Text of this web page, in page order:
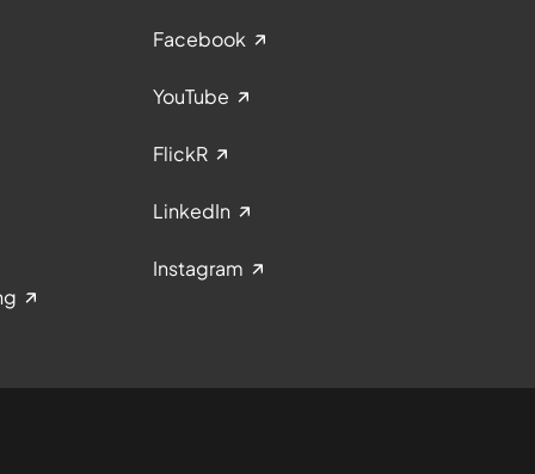
Facebook
YouTube
FlickR
LinkedIn
Instagram